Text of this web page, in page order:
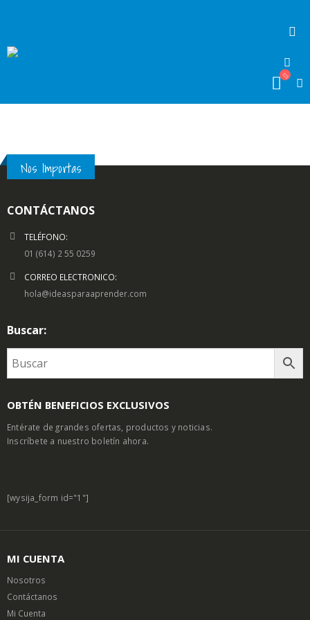
Nos Importas
CONTÁCTANOS
TELÉFONO:
01 (614) 2 55 0259
CORREO ELECTRONICO:
hola@ideasparaaprender.com
Buscar:
OBTÉN BENEFICIOS EXCLUSIVOS
Entérate de grandes ofertas, productos y noticias.
Inscríbete a nuestro boletín ahora.
[wysija_form id="1"]
MI CUENTA
Nosotros
Contáctanos
Mi Cuenta